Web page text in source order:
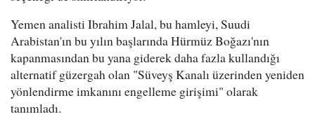
Yemen analisti Ibrahim Jalal, bu hamleyi, Suudi
Arabistan'ın bu yılın başlarında Hürmüz Boğazı'nın
kapanmasından bu yana giderek daha fazla kullandığı
alternatif güzergah olan "Süveyş Kanalı üzerinden yeniden
yönlendirme imkanını engelleme girişimi" olarak
tanımladı.